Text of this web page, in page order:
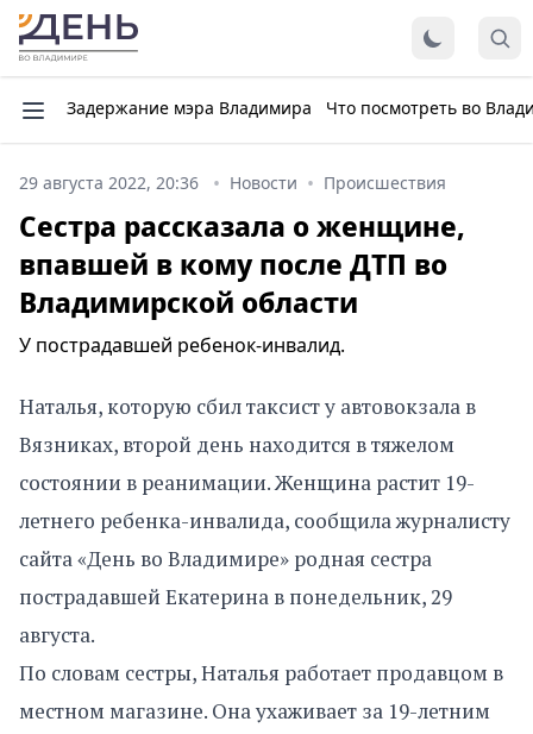
Задержание мэра Владимира Что посмотреть во
29 августа 2022, 20:36 Новости Происшествия
Сестра рассказала о женщине,
впавшей в кому после ДТП во
Владимирской области
У пострадавшей ребенок-инвалид.
Наталья, которую сбил таксист у автовокзала в
Вязниках, второй день находится в тяжелом
состоянии в реанимации. Женщина растит 19-
летнего ребенка-инвалида, сообщила журналисту
сайта «День во Владимире» родная сестра
пострадавшей Екатерина в понедельник, 29
августа.
По словам сестры, Наталья работает продавцом в
местном магазине. Она ухаживает за 19-летним